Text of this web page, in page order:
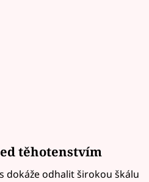
těhotenstvím
dokáže odhalit širokou škálu